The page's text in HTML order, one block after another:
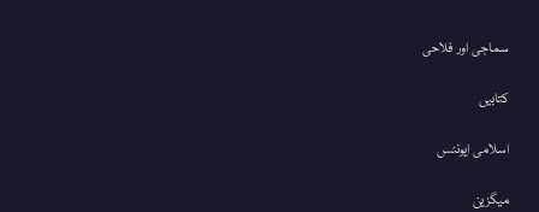
سماجی اور فلاحی
کتابیں
اسلامی ایونٹس
میگزین